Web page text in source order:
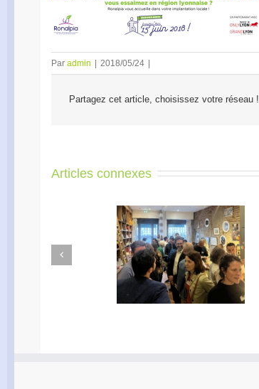
Par admin 2018/05/24
Partagez cet article, choisissez votre réseau !
Articles connexes
Accélérateur de
l’engagement
Previous